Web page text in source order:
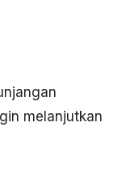
melanjutkan